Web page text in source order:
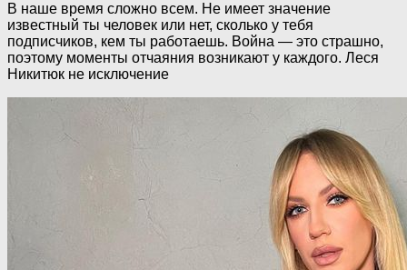
В наше время сложно всем. Не имеет значение
известный ты человек или нет, сколько у тебя
подписчиков, кем ты работаешь. Boйнa — это страшно,
поэтому моменты отчаяния возникают у каждого. Леся
Никитюк не исключение